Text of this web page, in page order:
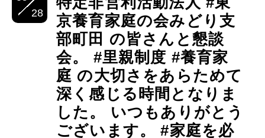
28
京養育家庭の会みどり支
部町田 の皆さんと懇談
会。 #里親制度 #養育家
庭 の大切さをあらためて
深く感じる時間となりま
した。 いつもありがとう
ございます。 #家庭を必